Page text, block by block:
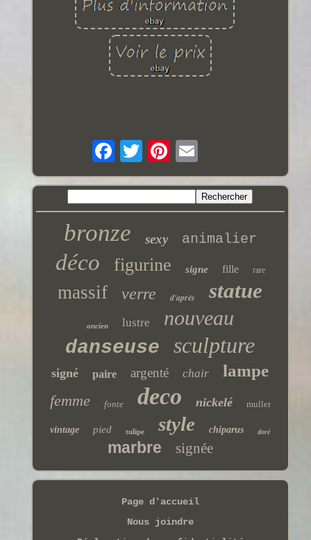
bronze sexy animalier
déco figurine signe fille rare
massif verre d'après statue
ancien lustre nouveau
danseuse sculpture
signé paire argenté chair lampe
femme fonte deco nickelé muller
vintage pied tulipe style chiparus doré
marbre signée
Page d'accueil
Nous joindre